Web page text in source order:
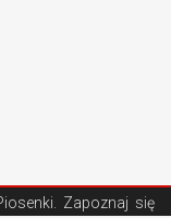
. Zapoznaj się